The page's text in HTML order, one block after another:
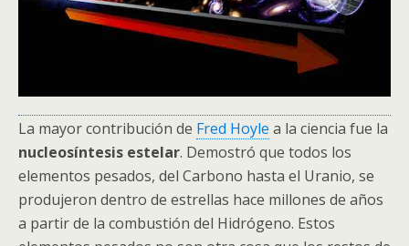
La mayor contribución de Fred Hoyle a la ciencia fue la
nucleosíntesis estelar. Demostró que todos los
elementos pesados, del Carbono hasta el Uranio, se
produjeron dentro de estrellas hace millones de años
a partir de la combustión del Hidrógeno. Estos